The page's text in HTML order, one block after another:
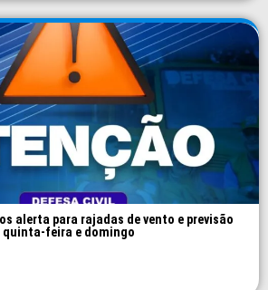
alerta para rajadas de vento e previsão
quinta-feira e domingo